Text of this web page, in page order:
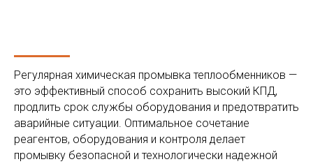
Регулярная химическая промывка теплообменников —
это эффективный способ сохранить высокий КПД,
продлить срок службы оборудования и предотвратить
аварийные ситуации. Оптимальное сочетание
реагентов, оборудования и контроля делает
промывку безопасной и технологически надежной